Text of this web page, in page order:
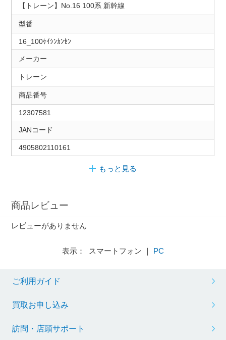
【トレーン】No.16 100系 新幹線
型番
16_100ｹｲｼﾝｶﾝｾﾝ
メーカー
トレーン
商品番号
12307581
JANコード
4905802110161
もっと見る
商品レビュー
レビューがありません
表示： スマートフォン ｜ PC
ご利用ガイド
買取お申し込み
訪問・店頭サポート